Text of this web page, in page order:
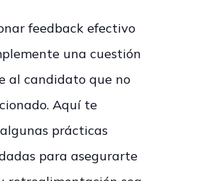
feedback efectivo
una cuestión
al candidato que no
Aquí te
prácticas
para asegurarte